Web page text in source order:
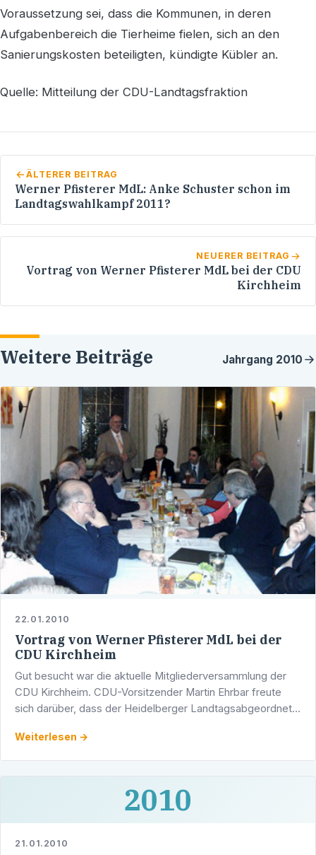
Voraussetzung sei, dass die Kommunen, in deren
Aufgabenbereich die Tierheime fielen, sich an den
Sanierungskosten beteiligten, kündigte Kübler an.
Quelle: Mitteilung der CDU-Landtagsfraktion
ÄLTERER BEITRAG
Werner Pfisterer MdL: Anke Schuster schon im
Landtagswahlkampf 2011?
NEUERER BEITRAG
Vortrag von Werner Pfisterer MdL bei der CDU
Kirchheim
Weitere Beiträge Jahrgang 2010
22.01.2010
Vortrag von Werner Pfisterer MdL bei der
CDU Kirchheim
Gut besucht war die aktuelle Mitgliederversammlung der
CDU Kirchheim. CDU-Vorsitzender Martin Ehrbar freute
sich darüber, dass der Heidelberger Landtagsabgeordnete
…
Weiterlesen →
2010
21.01.2010